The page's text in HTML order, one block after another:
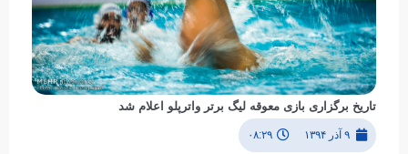
تاریخ برگزاری بازی معوقه لیگ برتر واترپلو اعلام شد
۹ آذر ۱۳۹۴ ۰۸:۲۹